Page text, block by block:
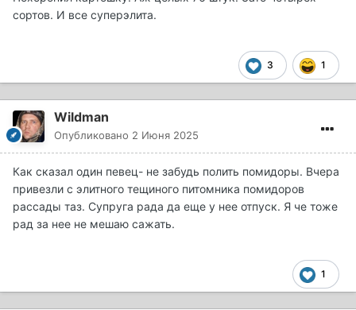
сортов. И все суперэлита.
3 1
Wildman
Опубликовано 2 Июня 2025
Как сказал один певец- не забудь полить помидоры. Вчера
привезли с элитного тещиного питомника помидоров
рассады таз. Супруга рада да еще у нее отпуск. Я че тоже
рад за нее не мешаю сажать.
1